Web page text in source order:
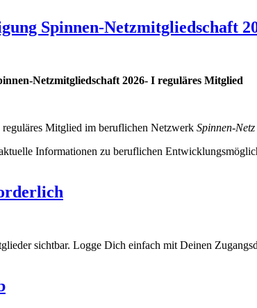
Spinnen-Netzmitgliedschaft
Netzmitgliedschaft 2026- I reguläres Mitglied
Mitglied im beruflichen Netzwerk Spinnen-Netz
Informationen zu beruflichen
sichtbar. Logge Dich einfach mit Deinen